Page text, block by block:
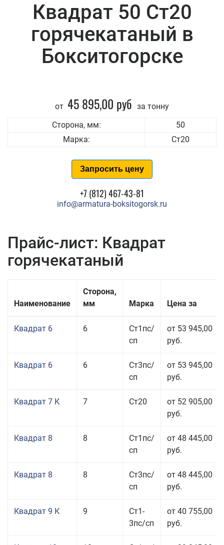
Квадрат 50 Ст20
горячекатаный в
Бокситогорске
от 45 895,00 руб за тонну
Сторона, мм:
50
Марка:
Ст20
Запросить цену
+7 (812) 467-43-81
info@armatura-boksitogorsk.ru
Прайс-лист: Квадрат
горячекатаный
Наименование
Сторона,
мм
Марка Цена за
Квадрат 6 6
Ст1пс/
сп
от 53 945,00
руб.
Квадрат 6 6
Ст3пс/
сп
от 53 945,00
руб.
Квадрат 7 К 7 Ст20
от 52 905,00
руб.
Квадрат 8 8
Ст1пс/
сп
от 48 445,00
руб.
Квадрат 8 8
Ст3пс/
сп
от 48 445,00
руб.
Квадрат 9 К 9
Ст1-
3пс/сп
от 40 755,00
руб.